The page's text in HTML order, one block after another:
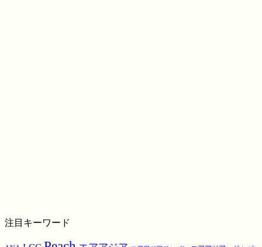
注目キーワード